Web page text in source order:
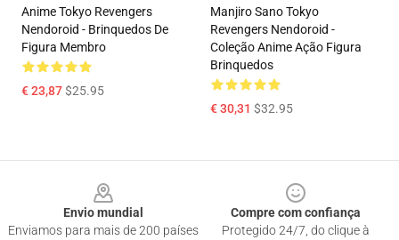
Anime Tokyo Revengers
Nendoroid - Brinquedos De
Figura Membro
€ 23,87$25.95
Manjiro Sano Tokyo
Revengers Nendoroid -
Coleção Anime Ação Figura
Brinquedos
€ 30,31 $32.95
Envio mundial
Enviamos para mais de 200 países
Compre com confiança
Protegido 24/7, do clique à